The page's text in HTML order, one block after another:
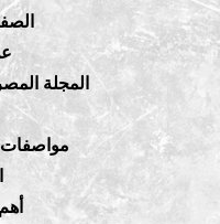
المجلة
مواصفات